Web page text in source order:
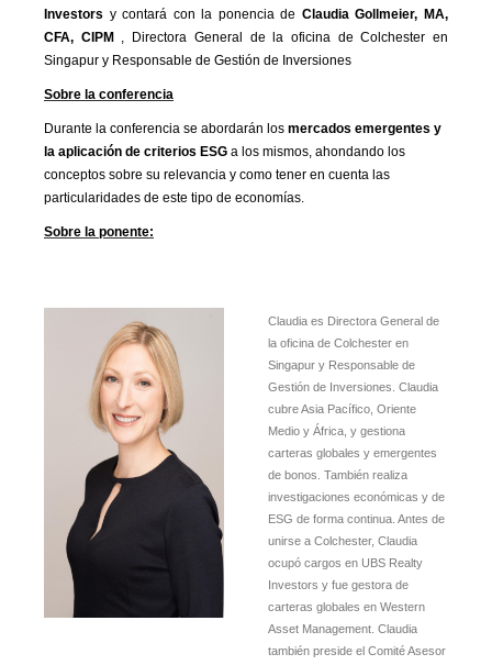
Investors y contará con la ponencia de Claudia Gollmeier, MA,
CFA, CIPM , Directora General de la oficina de Colchester en
Singapur y Responsable de Gestión de Inversiones
Sobre la conferencia
Durante la conferencia se abordarán los mercados emergentes y
la aplicación de criterios ESG a los mismos, ahondando los
conceptos sobre su relevancia y como tener en cuenta las
particularidades de este tipo de economías.
Sobre la ponente:
Claudia es Directora General de
la oficina de Colchester en
Singapur y Responsable de
Gestión de Inversiones. Claudia
cubre Asia Pacífico, Oriente
Medio y África, y gestiona
carteras globales y emergentes
de bonos. También realiza
investigaciones económicas y de
ESG de forma continua. Antes de
unirse a Colchester, Claudia
ocupó cargos en UBS Realty
Investors y fue gestora de
carteras globales en Western
Asset Management. Claudia
también preside el Comité Asesor